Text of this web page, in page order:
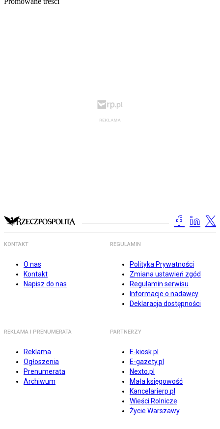
KONTAKT
O nas
Kontakt
Napisz do nas
REGULAMIN
Polityka Prywatności
Zmiana ustawień zgód
Regulamin serwisu
Informacje o nadawcy
Deklaracja dostępności
REKLAMA I PRENUMERATA
Reklama
Ogłoszenia
Prenumerata
Archiwum
PARTNERZY
E-kiosk.pl
E-gazety.pl
Nexto.pl
Mała księgowość
Kancelarierp.pl
Wieści Rolnicze
Życie Warszawy